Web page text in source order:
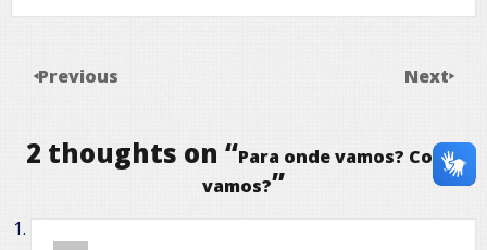
Previous Next
2 thoughts on “Para onde vamos? Como
vamos?”